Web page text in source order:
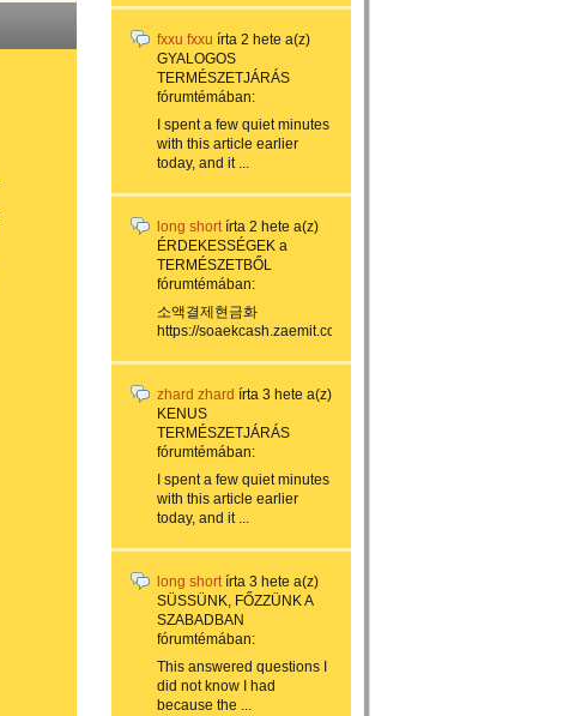
fxxu fxxu írta 2 hete a(z)
GYALOGOS
TERMÉSZETJÁRÁS
fórumtémában:
I spent a few quiet minutes
with this article earlier
today, and it ...
long shortírta 2 hete a(z)
ÉRDEKESSÉGEK a
TERMÉSZETBŐL
fórumtémában:
소액결제현금화
https://soaekcash.zaemit.com/...
zhard zhard írta 3 hete a(z)
KENUS
TERMÉSZETJÁRÁS
fórumtémában:
I spent a few quiet minutes
with this article earlier
today, and it ...
long shortírta 3 hete a(z)
SÜSSÜNK, FŐZZÜNK A
SZABADBAN
fórumtémában:
This answered questions I
did not know I had
because the ...